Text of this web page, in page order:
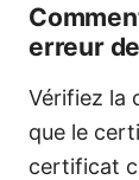
erreur
Vérifiez la
que le
certificat